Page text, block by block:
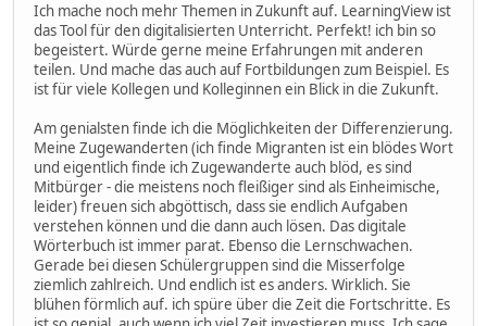
Ich mache noch mehr Themen in Zukunft auf. LearningView ist
das Tool für den digitalisierten Unterricht. Perfekt! ich bin so
begeistert. Würde gerne meine Erfahrungen mit anderen
teilen. Und mache das auch auf Fortbildungen zum Beispiel. Es
ist für viele Kollegen und Kolleginnen ein Blick in die Zukunft.
Am genialsten finde ich die Möglichkeiten der Differenzierung.
Meine Zugewanderten (ich finde Migranten ist ein blödes Wort
und eigentlich finde ich Zugewanderte auch blöd, es sind
Mitbürger - die meistens noch fleißiger sind als Einheimische,
leider) freuen sich abgöttisch, dass sie endlich Aufgaben
verstehen können und die dann auch lösen. Das digitale
Wörterbuch ist immer parat. Ebenso die Lernschwachen.
Gerade bei diesen Schülergruppen sind die Misserfolge
ziemlich zahlreich. Und endlich ist es anders. Wirklich. Sie
blühen förmlich auf. ich spüre über die Zeit die Fortschritte. Es